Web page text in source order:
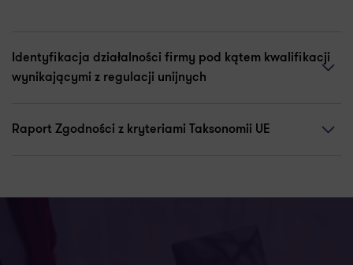
Identyfikacja działalności firmy pod kątem kwalifikacji
wynikającymi z regulacji unijnych
Raport Zgodności z kryteriami Taksonomii UE